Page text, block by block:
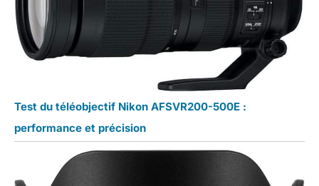
Test du téléobjectif Nikon AFSVR200-500E :
performance et précision